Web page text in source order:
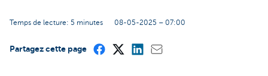
Temps de lecture: 5 minutes 08-05-2025 – 07:00
Partagez cette page